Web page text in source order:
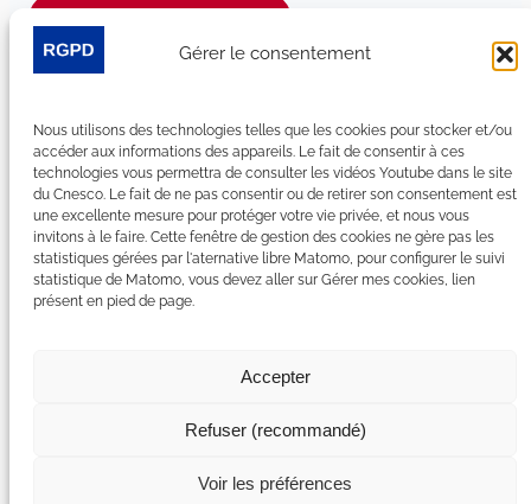
Gérer le consentement
Nous utilisons des technologies telles que les cookies pour stocker et/ou
accéder aux informations des appareils. Le fait de consentir à ces
technologies vous permettra de consulter les vidéos Youtube dans le site
du Cnesco. Le fait de ne pas consentir ou de retirer son consentement est
une excellente mesure pour protéger votre vie privée, et nous vous
invitons à le faire. Cette fenêtre de gestion des cookies ne gère pas les
statistiques gérées par l'aternative libre Matomo, pour configurer le suivi
statistique de Matomo, vous devez aller sur Gérer mes cookies, lien
présent en pied de page.
Accepter
Refuser (recommandé)
Voir les préférences
LinkedIn
YouTube
Facebook
Bluesky
Plan du site
Mentions légales
Gérer mes cookies
Déclaration de confidentialité